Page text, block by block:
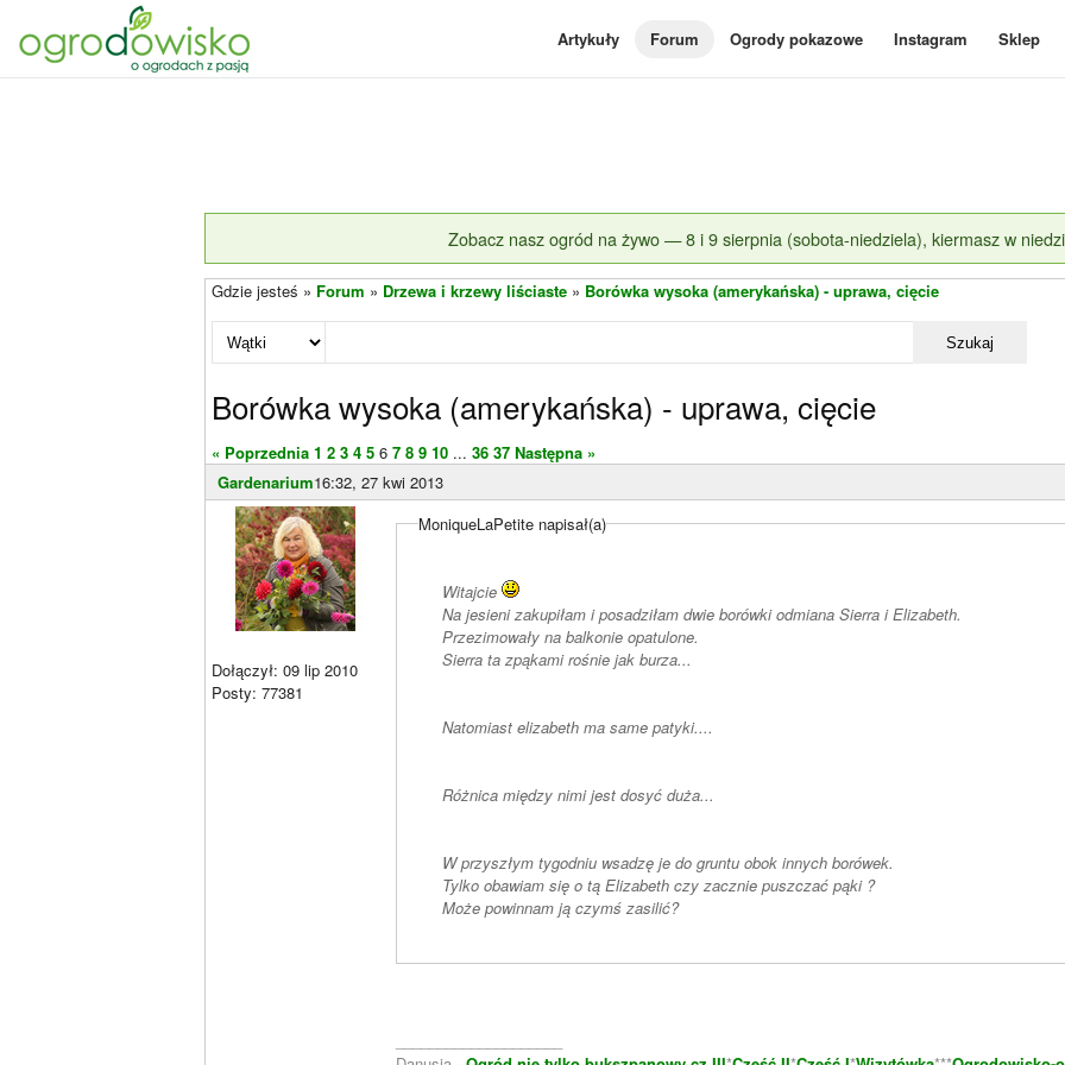
Artykuły Forum Ogrody pokazowe Instagram Sklep
Zobacz nasz ogród na żywo — 8 i 9 sierpnia (sobota-niedziela), kiermasz w
Gdzie jesteś » Forum » Drzewa i krzewy liściaste » Borówka wysoka (amerykańska) - uprawa, cięcie
Szukaj
Borówka wysoka (amerykańska) - uprawa, cięcie
« Poprzednia 1 2 3 4 5 6 7 8 9 10 ... 36 37 Następna »
Gardenarium16:32, 27 kwi 2013
Dołączył: 09 lip 2010
Posty: 77381
MoniqueLaPetite napisał(a)
Witajcie
Na jesieni zakupiłam i posadziłam dwie borówki odmiana Sierra i Elizabeth.
Przezimowały na balkonie opatulone.
Sierra ta zpąkami rośnie jak burza...
Natomiast elizabeth ma same patyki....
Różnica między nimi jest dosyć duża...
W przyszłym tygodniu wsadzę je do gruntu obok innych borówek.
Tylko obawiam się o tą Elizabeth czy zacznie puszczać pąki ?
Może powinnam ją czymś zasilić?